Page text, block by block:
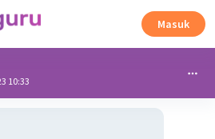
Masuk
10:33